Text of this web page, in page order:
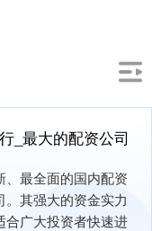
_最大的配资公司
、最全面的国内配资
其强大的资金实力
合广大投资者快速进